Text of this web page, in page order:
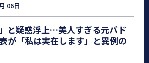
06日
と疑惑浮上…美人すぎる元バド
が「私は実在します」と異例の